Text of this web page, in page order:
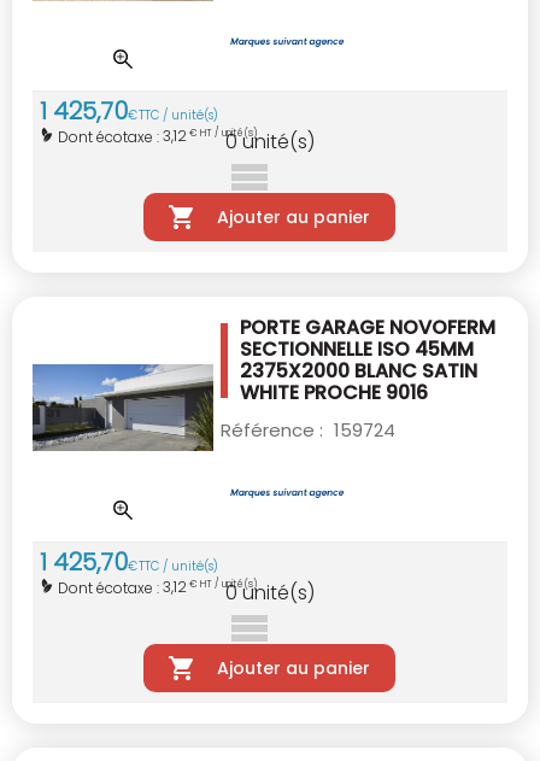
1 425,70€TTC / unité(s)
Dont écotaxe :3,12€ HT / unité(s)
0 unité(s)
Ajouter au panier
PORTE GARAGE NOVOFERM
SECTIONNELLE ISO 45MM
2375X2000 BLANC SATIN
WHITE PROCHE 9016
Référence : 159724
1 425,70€TTC / unité(s)
Dont écotaxe :3,12€ HT / unité(s)
0 unité(s)
Ajouter au panier